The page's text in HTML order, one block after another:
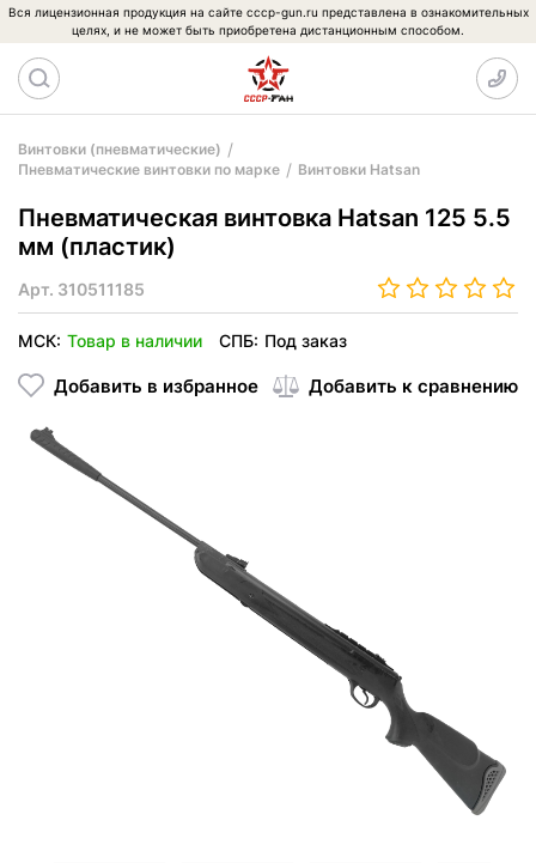
Вся лицензионная продукция на сайте cccp-gun.ru представлена в ознакомительных
целях, и не может быть приобретена дистанционным способом.
Винтовки (пневматические)
Пневматические винтовки по марке
Винтовки Hatsan
Пневматическая винтовка Hatsan 125 5.5
мм (пластик)
Арт. 310511185
МСК: Товар в наличии СПБ: Под заказ
Добавить в избранное Добавить к сравнению